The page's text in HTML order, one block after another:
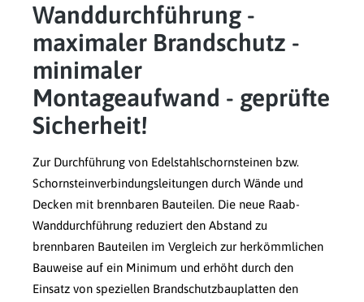
Wanddurchführung -
maximaler Brandschutz -
minimaler
Montageaufwand - geprüfte
Sicherheit!
Zur Durchführung von Edelstahlschornsteinen bzw.
Schornsteinverbindungsleitungen durch Wände und
Decken mit brennbaren Bauteilen. Die neue Raab-
Wanddurchführung reduziert den Abstand zu
brennbaren Bauteilen im Vergleich zur herkömmlichen
Bauweise auf ein Minimum und erhöht durch den
Einsatz von speziellen Brandschutzbauplatten den